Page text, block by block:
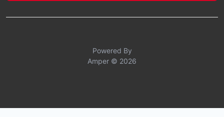
Powered By
Amper © 2026